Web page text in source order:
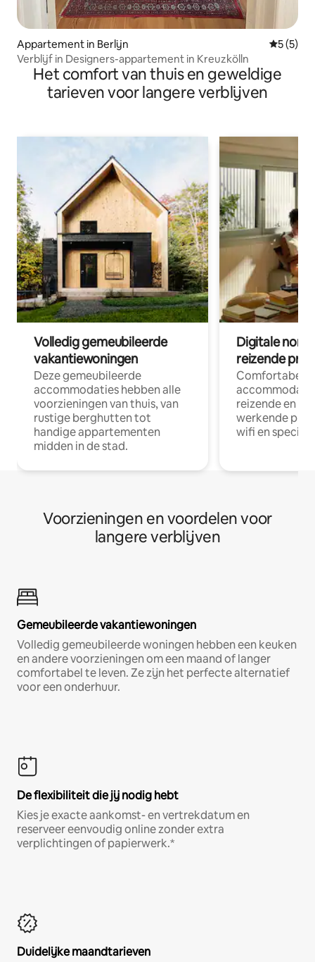
Appartement in Berlijn
5 (5)
Verblijf in Designers-appartement in Kreuzkölln
Het comfort van thuis en geweldige
tarieven voor langere verblijven
Volledig gemeubileerde
vakantiewoningen
Deze gemeubileerde
accommodaties hebben alle
voorzieningen van thuis, van
rustige berghutten tot
handige appartementen
midden in de stad.
Digitale
reizende
Comfortabele
reizende en
werkende
wifi en
Voorzieningen en voordelen voor
langere verblijven
Gemeubileerde vakantiewoningen
Volledig gemeubileerde woningen hebben een keuken
en andere voorzieningen om een maand of langer
comfortabel te leven. Ze zijn het perfecte alternatief
voor een onderhuur.
De flexibiliteit die jij nodig hebt
Kies je exacte aankomst- en vertrekdatum en
reserveer eenvoudig online zonder extra
verplichtingen of papierwerk.*
Duidelijke maandtarieven